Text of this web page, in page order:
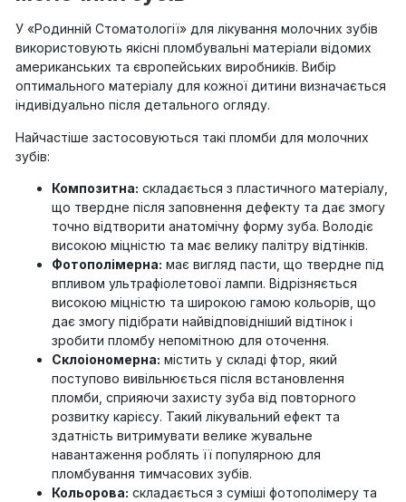
У «Родинній Стоматології» для лікування молочних зубів
використовують якісні пломбувальні матеріали відомих
американських та європейських виробників. Вибір
оптимального матеріалу для кожної дитини визначається
індивідуально після детального огляду.
Найчастіше застосовуються такі пломби для молочних
зубів:
Композитна: складається з пластичного матеріалу,
що твердне після заповнення дефекту та дає змогу
точно відтворити анатомічну форму зуба. Володіє
високою міцністю та має велику палітру відтінків.
Фотополімерна: має вигляд пасти, що твердне під
впливом ультрафіолетової лампи. Відрізняється
високою міцністю та широкою гамою кольорів, що
дає змогу підібрати найвідповідніший відтінок і
зробити пломбу непомітною для оточення.
Склоіономерна: містить у складі фтор, який
поступово вивільнюється після встановлення
пломби, сприяючи захисту зуба від повторного
розвитку карієсу. Такий лікувальний ефект та
здатність витримувати велике жувальне
навантаження роблять її популярною для
пломбування тимчасових зубів.
Кольорова: складається з суміші фотополімеру та